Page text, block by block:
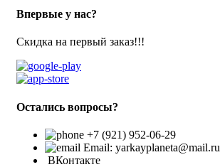
Впервые у нас?
Скидка на первый заказ!!!
Остались вопросы?
+7 (921) 952-06-29
Email: yarkayplaneta@mail.ru
ВКонтакте